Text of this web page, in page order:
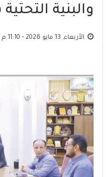
والبنية
الأربعاء, 13 مايو 2026 - 11:10 م